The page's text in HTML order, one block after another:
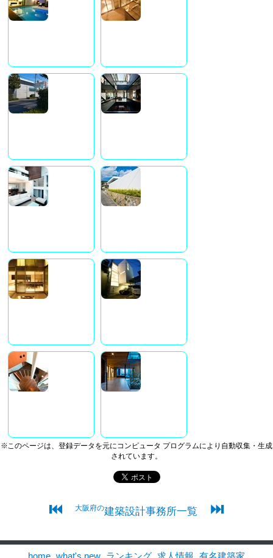
※このページは、登録データを元にコンピュータ プログラムにより自動収集・生成
されています。
⏮ 大阪府の建築設計事務所一覧 ⏭
home what's new ランキング 求人情報 有名建築家